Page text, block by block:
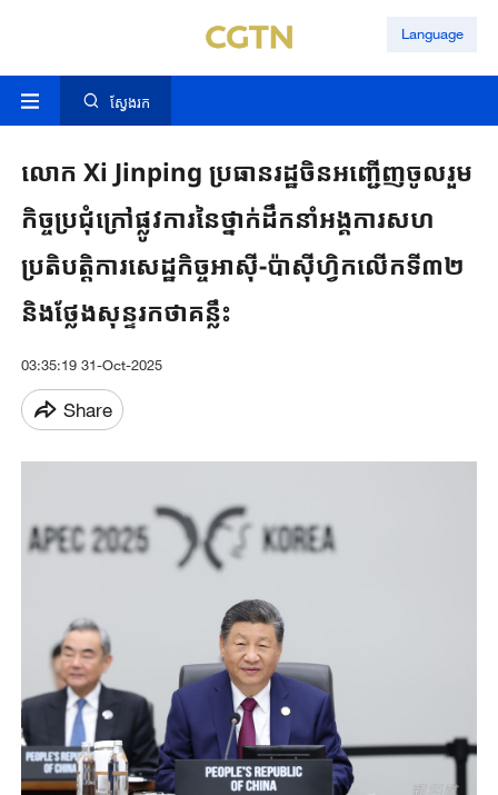
Language
ស្វែងរក
លោក Xi ​Jinping ​ប្រធានរដ្ឋចិន​អញ្ជើញចូលរួម​
កិច្ចប្រជុំ​​​ក្រៅ​ផ្លូវការនៃ​ថ្នាក់ដឹកនាំ​អង្គការ​សហ
ប្រតិបត្តិការ​សេដ្ឋកិច្ច​អាស៊ី-ប៉ាស៊ីហ្វិក​លើកទី៣២​
និងថ្លែង​សុន្ទរកថាគន្លឹះ​
03:35:19 31-Oct-2025
Share